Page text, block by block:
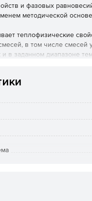
и фазовых
методической
теплофизические
в том числе
и в заданном диапазоне
паров.
вопросам